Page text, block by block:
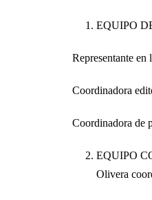
EQUIPO
Representante
Coordinadora
Coordinadora de
EQUIPO
Olivera